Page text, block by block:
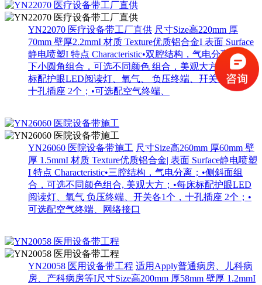
YN22070 医疗设备带工厂直供 尺寸Size高220mm 厚
70mm 壁厚2.2mmI 材质 Texture优质铝合金I 表面 Surface
静电喷塑I 特点 Characteristic•双腔结构，气电分离；•上
下小圆角组合，可选不同颜色 组合，美观大方；•每床
标配护眼LED阅读灯、氧气、 负压终端、幵关各1个，
十孔插座 2个；•可选配空气终端、
YN26060 医院设备带施工 尺寸Size高260mm 厚60mm 壁
厚 1.5mmI 材质 Texture优质铝合金| 表面 Surface静电喷塑
I 特点 Characteristic•三腔结构，气电分离；•侧斜面组
合，可选不同颜色组合, 美观大方；•每床标配护眼LED
阅读灯、氧气 负压终端、开关各1个，十孔插座 2个；•
可选配空气终端、网络接口
YN20058 医用设备带工程 适用Apply普通病房、儿科病
房、产科病房等I尺寸Size高200mm 厚58mm 壁厚 1.2mmI